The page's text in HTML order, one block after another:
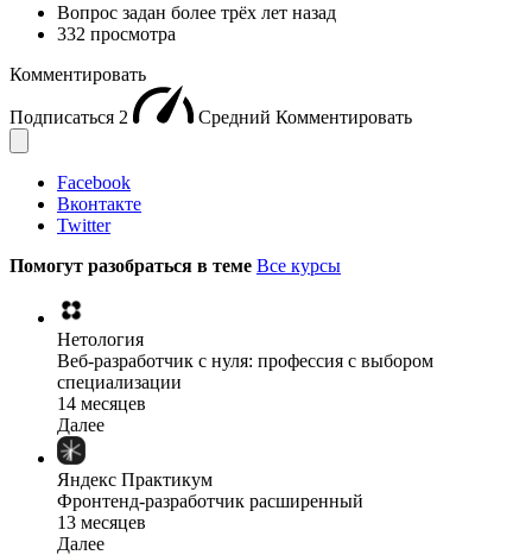
Вопрос задан более трёх лет назад
332 просмотра
Комментировать
Подписаться 2 Средний Комментировать
Facebook
Вконтакте
Twitter
Помогут разобраться в теме Все курсы
Нетология
Веб-разработчик с нуля: профессия с выбором
специализации
14 месяцев
Далее
Яндекс Практикум
Фронтенд-разработчик расширенный
13 месяцев
Далее